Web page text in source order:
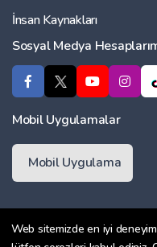
Web sitemizde en iyi
İnsan Kaynakları
Sosyal Medya
Mobil Uygulamalar
Mobil Uygulama